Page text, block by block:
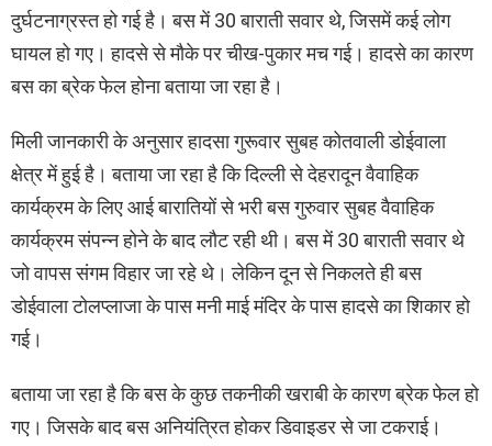
दुर्घटनाग्रस्त हो गई है। बस में 30 बाराती सवार थे, जिसमें कई लोग
घायल हो गए। हादसे से मौके पर चीख-पुकार मच गई। हादसे का कारण
बस का ब्रेक फेल होना बताया जा रहा है।
मिली जानकारी के अनुसार हादसा गुरूवार सुबह कोतवाली डोईवाला
क्षेत्र में हुई है। बताया जा रहा है कि दिल्ली से देहरादून वैवाहिक
कार्यक्रम के लिए आई बारातियों से भरी बस गुरुवार सुबह वैवाहिक
कार्यक्रम संपन्न होने के बाद लौट रही थी। बस में 30 बाराती सवार थे
जो वापस संगम विहार जा रहे थे। लेकिन दून से निकलते ही बस
डोईवाला टोलप्लाजा के पास मनी माई मंदिर के पास हादसे का शिकार हो
गई।
बताया जा रहा है कि बस के कुछ तकनीकी खराबी के कारण ब्रेक फेल हो
गए। जिसके बाद बस अनियंत्रित होकर डिवाइडर से जा टकराई।